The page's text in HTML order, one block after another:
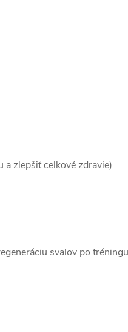
zlepšiť celkové zdravie)
svalov po